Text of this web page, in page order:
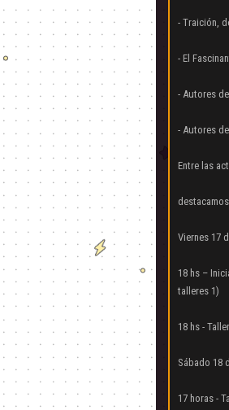
- Traición,
- El
- Autores
- Autores
Entre las
Viernes 17
18 hs –
talleres 1)
18 hs -
Sábado 18
17 horas -